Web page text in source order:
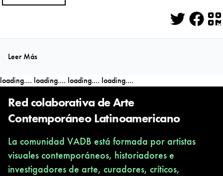
Twitter
Leer Más
loading.... loading.... loading.... loading....
Red colaborativa de Arte
Contemporáneo Latinoamericano
La comunidad VADB está formada por artistas
visuales contemporáneos, historiadores e
investigadores de arte, curadores, críticos,